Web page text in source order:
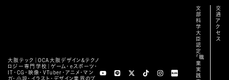
大阪テック｜OCA⼤阪デザイン&テクノ
ロジー専⾨学校｜ゲーム・eスポーツ・
IT・CG・映像・VTuber・アニメ・マン
ガ・小説・イラスト・デザイン業界のプ
文
部
科
学
大
臣
認
定
「職
業
実
践
交
通
ア
ク
セ
ス
TOP ABOUT COURSE SYSTEM